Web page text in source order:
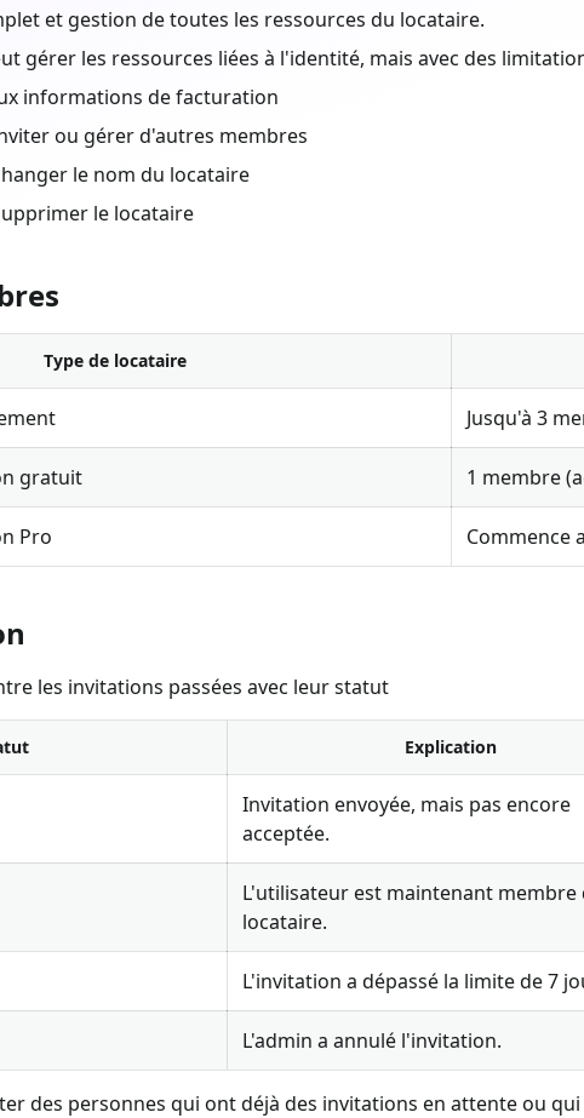
et gestion de toutes les ressources du locataire.
gérer les ressources liées à l'identité, mais avec des
informations de facturation
ou gérer d'autres membres
le nom du locataire
le locataire
Type de locataire
Jusqu'à 3
gratuit 1 membre
Pro Commence
les invitations passées avec leur statut
Explication
Invitation envoyée, mais pas encore
acceptée.
L'utilisateur est maintenant membre
locataire.
L'invitation a dépassé la limite de 7
L'admin a annulé l'invitation.
des personnes qui ont déjà des invitations en attente ou